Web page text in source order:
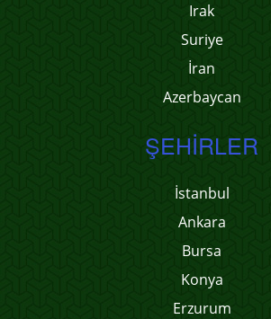
Irak
Suriye
İran
Azerbaycan
ŞEHIRLER
İstanbul
Ankara
Bursa
Konya
Erzurum